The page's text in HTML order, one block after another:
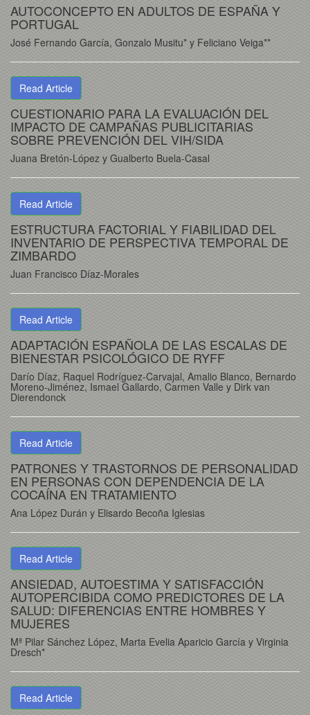
AUTOCONCEPTO EN ADULTOS DE ESPAÑA Y
PORTUGAL
José Fernando García, Gonzalo Musitu* y Feliciano Veiga**
Read Article
CUESTIONARIO PARA LA EVALUACIÓN DEL
IMPACTO DE CAMPAÑAS PUBLICITARIAS
SOBRE PREVENCIÓN DEL VIH/SIDA
Juana Bretón-López y Gualberto Buela-Casal
Read Article
ESTRUCTURA FACTORIAL Y FIABILIDAD DEL
INVENTARIO DE PERSPECTIVA TEMPORAL DE
ZIMBARDO
Juan Francisco Díaz-Morales
Read Article
ADAPTACIÓN ESPAÑOLA DE LAS ESCALAS DE
BIENESTAR PSICOLÓGICO DE RYFF
Darío Díaz, Raquel Rodríguez-Carvajal, Amalio Blanco, Bernardo
Moreno-Jiménez, Ismael Gallardo, Carmen Valle y Dirk van
Dierendonck
Read Article
PATRONES Y TRASTORNOS DE PERSONALIDAD
EN PERSONAS CON DEPENDENCIA DE LA
COCAÍNA EN TRATAMIENTO
Ana López Durán y Elisardo Becoña Iglesias
Read Article
ANSIEDAD, AUTOESTIMA Y SATISFACCIÓN
AUTOPERCIBIDA COMO PREDICTORES DE LA
SALUD: DIFERENCIAS ENTRE HOMBRES Y
MUJERES
Mª Pilar Sánchez López, Marta Evelia Aparicio García y Virginia
Dresch*
Read Article